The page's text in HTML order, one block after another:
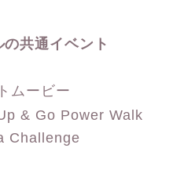
の共通イベント
ムービー
& Go Power Walk
Challenge